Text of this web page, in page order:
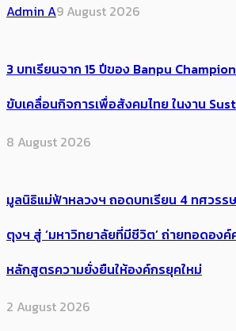
Admin A9 August 2026
3 บทเรียนจาก 15 ปีของ Banpu
ขับเคลื่อนกิจการเพื่อสังคมไทย ในงาน
8 August 2026
มูลนิธิแม่ฟ้าหลวงฯ ถอดบทเรียน 4 ทศวร
ตุงฯ สู่ ‘มหาวิทยาลัยที่มีชีวิต’ ถ่ายทอดอง
หลักสูตรความยั่งยืนให้องค์กรยุคใหม่
2 August 2026